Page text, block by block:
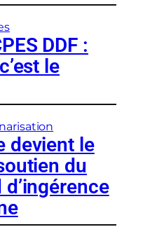
DDF :
le
devient le
du